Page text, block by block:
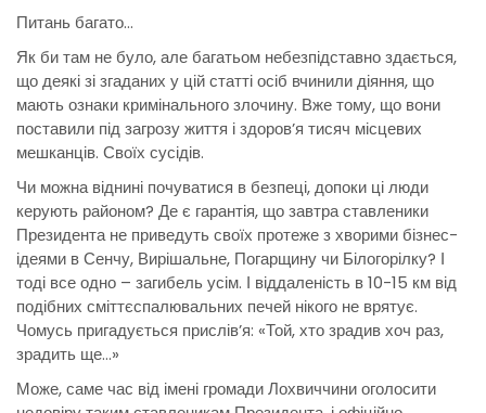
Питань багато…
Як би там не було, але багатьом небезпідставно здається,
що деякі зі згаданих у цій статті осіб вчинили діяння, що
мають ознаки кримінального злочину. Вже тому, що вони
поставили під загрозу життя і здоров’я тисяч місцевих
мешканців. Своїх сусідів.
Чи можна віднині почуватися в безпеці, допоки ці люди
керують районом? Де є гарантія, що завтра ставленики
Президента не приведуть своїх протеже з хворими бізнес-
ідеями в Сенчу, Вирішальне, Погарщину чи Білогорілку? І
тоді все одно – загибель усім. І віддаленість в 10-15 км від
подібних сміттєспалювальних печей нікого не врятує.
Чомусь пригадується прислів’я: «Той, хто зрадив хоч раз,
зрадить ще…»
Може, саме час від імені громади Лохвиччини оголосити